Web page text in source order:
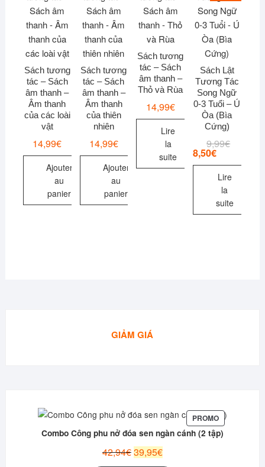
Sách tương
tác – Sách
âm thanh –
Âm thanh
của các loài
vật
14,99€
Ajouter
au
panier
Sách tương
tác – Sách
âm thanh –
Âm thanh
của thiên
nhiên
14,99€
Ajouter
au
panier
Sách tương
tác – Sách
âm thanh –
Thỏ và Rùa
14,99€
Lire
la
suite
Sách Lật
Tương Tác
Song Ngữ
0-3 Tuổi – Ú
Òa (Bìa
Cứng)
9,99€Le
était :
9,99€.
8,50€
Le
est :
8,50€.
Lire
la
suite
GIẢM GIÁ
PROMOPRODUIT
EN
PROMOTION
Combo Công phu nở đóa sen ngàn cánh (2 tập)
42,94€ Le
prix
39,95€Le
prix